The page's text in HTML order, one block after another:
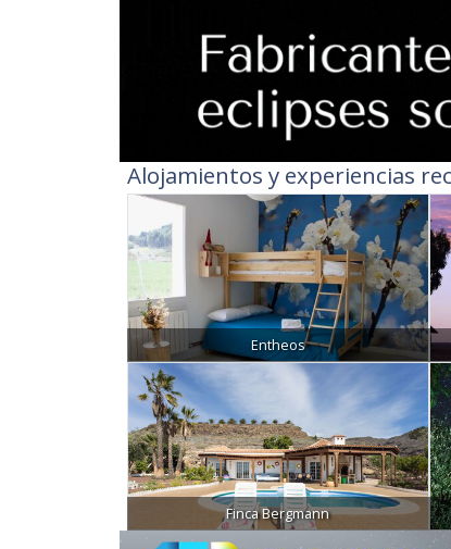
Alojamientos y experiencias
Entheos
Finca Bergmann